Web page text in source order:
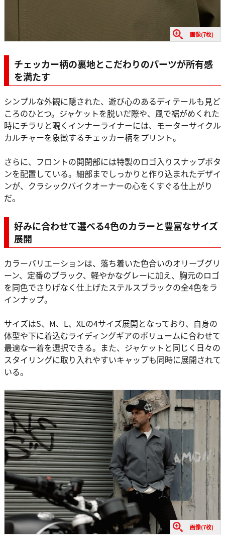
画像(7枚)
チェッカー柄の裏地とこだわりのパーツが所有感
を満たす
シンプルな外観に隠された、遊び心のあるディテールも見ど
ころのひとつ。ジャケットを脱いだ際や、風で裾がめくれた
時にチラリと覗くインナーライナーには、モーターサイクル
カルチャーを象徴するチェッカー柄をプリント。
さらに、フロントの開閉部には特製のロゴ入りスナップボタ
ンを配置している。細部までしっかりと作り込まれたデザイ
ンが、クラシックバイクオーナーの心をくすぐる仕上がり
だ。
好みに合わせて選べる4色のカラーと豊富なサイズ
展開
カラーバリエーションは、落ち着いた色合いのオリーブグリ
ーン、定番のブラック、軽やかなグレーに加え、胸元のロゴ
を同色でさりげなく仕上げたステルスブラックの全4色をラ
インナップ。
サイズはS、M、L、XLの4サイズ展開となっており、自身の
体型や下に着込むライディングギアのボリュームに合わせて
最適な一着を選択できる。また、ジャケットと同じく日々の
スタイリングに取り入れやすいキャップも同時に展開されて
いる。
画像(7枚)